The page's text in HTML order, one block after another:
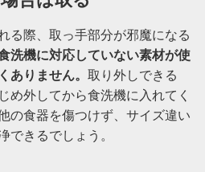
る際、取っ手部分が邪魔になる
洗機に対応していない素材が使
ありません。 取り外しできる
め外してから食洗機に入れてく
の食器を傷つけず、サイズ違い
できるでしょう。